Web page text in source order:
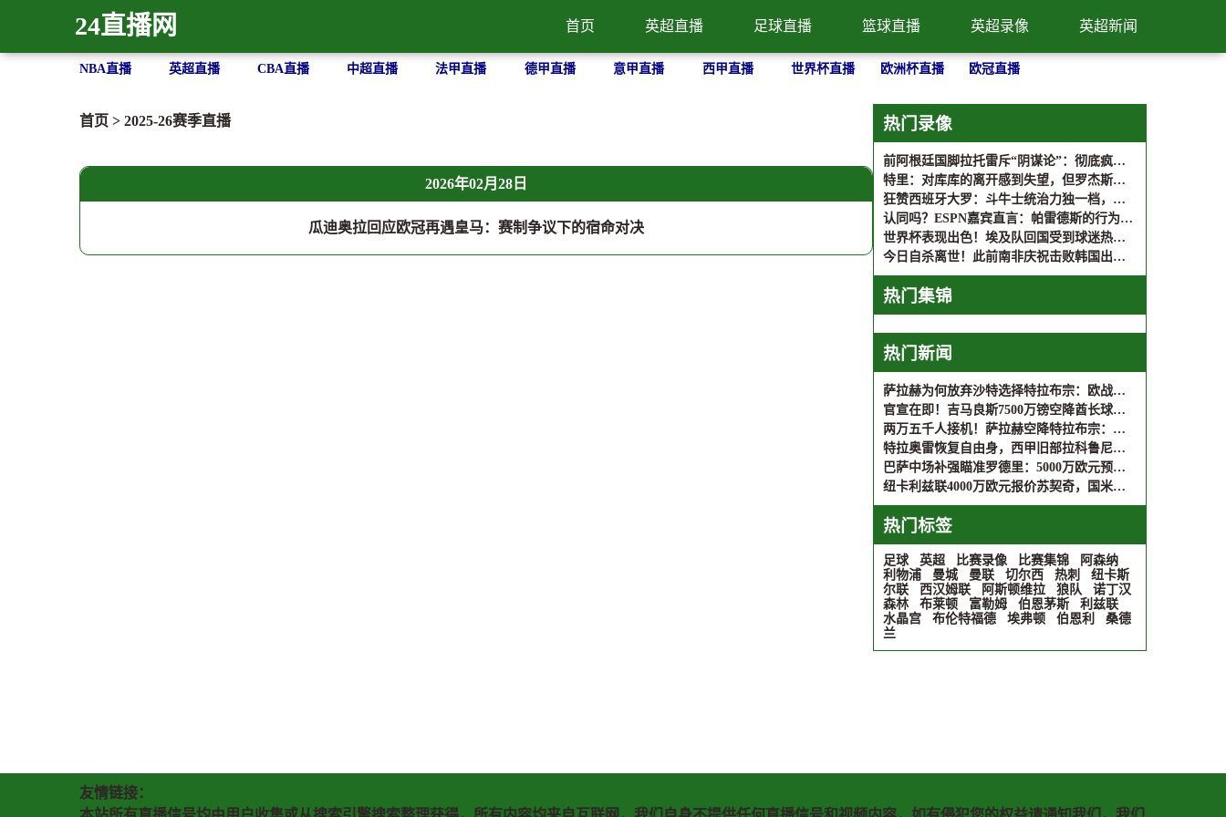
24直播网 首页 英超直播 足球直播 篮球直播 英超录像 英超新闻
NBA直播 英超直播 CBA直播 中超直播 法甲直播 德甲直播 意甲直播 西甲直播 世界杯直播 欧洲杯直播 欧冠直播
首页 > 2025-26赛季直播
2026年02月28日
瓜迪奥拉回应欧冠再遇皇马：赛制争议下的宿命对决
热门录像
前阿根廷国脚拉托雷斥“阴谋论”：彻底疯了，典型的输不起
特里：对库库的离开感到失望，但罗杰斯的到来又让我期待
狂赞西班牙大罗：斗牛士统治力独一档，阿根廷有梅西也不好使了
认同吗？ESPN嘉宾直言：帕雷德斯的行为无法容忍，应被长期禁赛
世界杯表现出色！埃及队回国受到球迷热烈欢迎！
今日自杀离世！此前南非庆祝击败韩国出线时，亚当斯静静坐在一旁
热门集锦
热门新闻
萨拉赫为何放弃沙特选择特拉布宗：欧战舞台与成为传奇的诱惑
官宣在即！吉马良斯7500万镑空降酋长球场，阿尔特塔迎英超对抗王
两万五千人接机！萨拉赫空降特拉布宗：此生未见的震撼
特拉奥雷恢复自由身，西甲旧部拉科鲁尼亚或成下家
巴萨中场补强瞄准罗德里：5000万欧元预算已就位，静待球员决定
纽卡利兹联4000万欧元报价苏契奇，国米标价4500万欧态度松动
热门标签
足球 英超 比赛录像 比赛集锦
阿森纳
利物浦
曼城 曼联 切尔西 热刺
纽卡斯
尔联
西汉姆联 阿斯顿维拉 狼队
诺丁汉
森林
布莱顿 富勒姆 伯恩茅斯
利兹联
水晶宫
布伦特福德 埃弗顿 伯恩利
桑德
兰
友情链接：